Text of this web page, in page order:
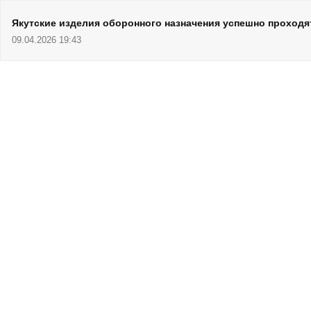
Якутские изделия оборонного назначения успешно
09.04.2026 19:43